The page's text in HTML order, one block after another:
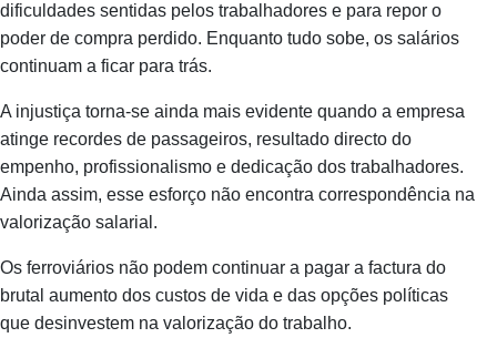
dificuldades sentidas pelos trabalhadores e para repor o
poder de compra perdido. Enquanto tudo sobe, os salários
continuam a ficar para trás.
A injustiça torna‑se ainda mais evidente quando a empresa
atinge recordes de passageiros, resultado directo do
empenho, profissionalismo e dedicação dos trabalhadores.
Ainda assim, esse esforço não encontra correspondência na
valorização salarial.
Os ferroviários não podem continuar a pagar a factura do
brutal aumento dos custos de vida e das opções políticas
que desinvestem na valorização do trabalho.